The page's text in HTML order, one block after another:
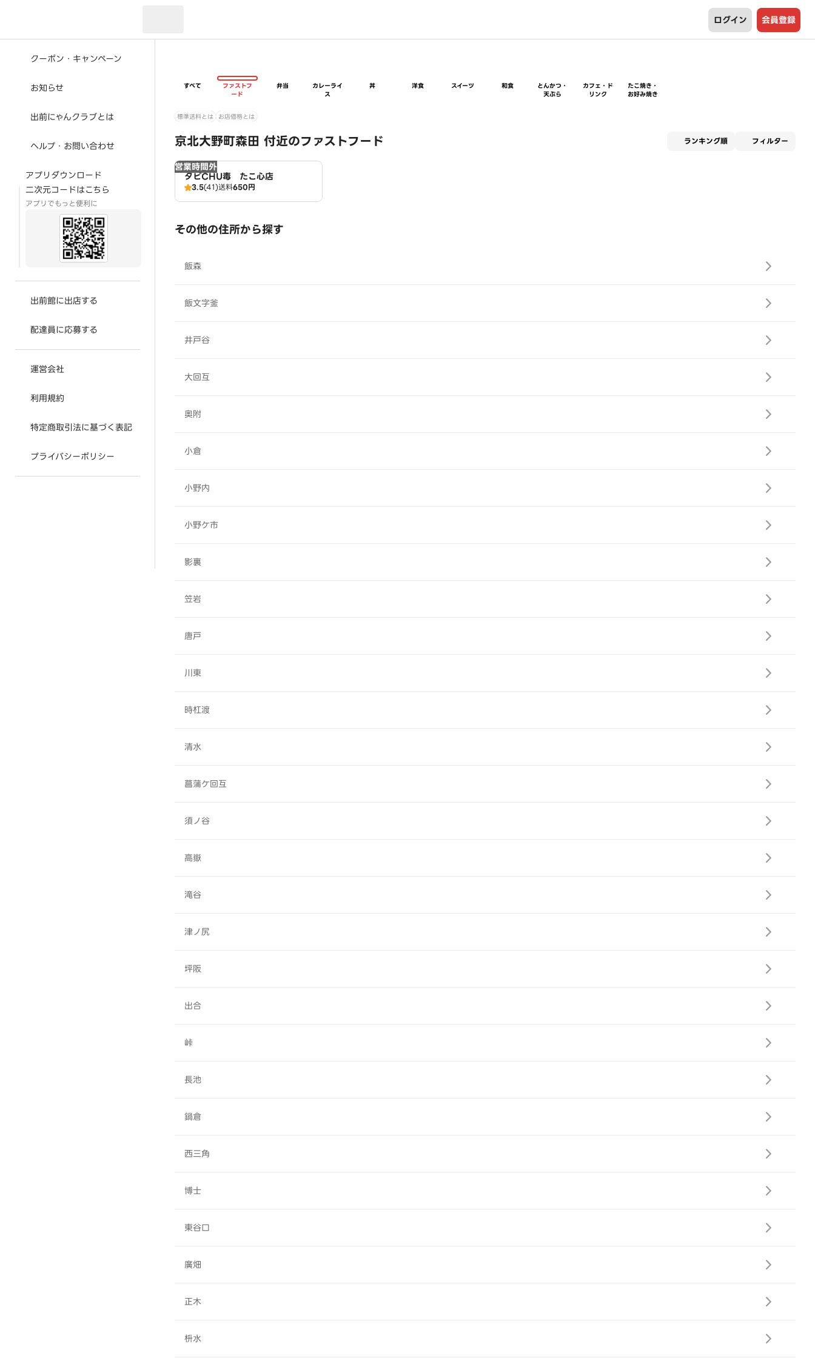
ログイン 会員登録
クーポン・キャンペーン
お知らせ
出前にゃんクラブとは
ヘルプ・お問い合わせ
アプリダウンロード
二次元コードはこちら
アプリでもっと便利に
出前館に出店する
配達員に応募する
運営会社
利用規約
特定商取引法に基づく表記
プライバシーポリシー
すべて
ファストフ
ード
弁当
カレーライ
ス
丼 洋食 スイーツ 和食
とんかつ・
天ぷら
カフェ・ド
リンク
たこ焼き・
お好み焼き
標準送料とは お店価格とは
京北大野町森田 付近のファストフード ランキング順 フィルター
営業時間外
タピCHU毒 たこ心店
3.5(41)送料650円
その他の住所から探す
飯森
飯文字釜
井戸谷
大回互
奥附
小倉
小野内
小野ケ市
影裏
笠岩
唐戸
川東
時杠渡
清水
菖蒲ケ回互
須ノ谷
高嶽
滝谷
津ノ尻
坪阪
出合
峠
長池
鍋倉
西三角
博士
東谷口
廣畑
正木
枡水